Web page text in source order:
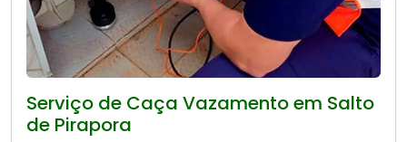
Serviço de Caça Vazamento em Salto
de Pirapora